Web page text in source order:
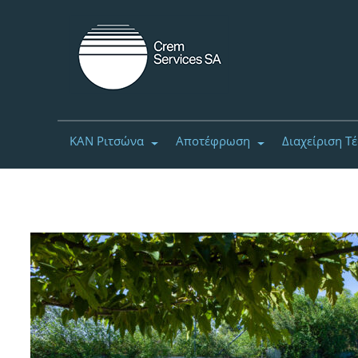
ΚΑΝ Ριτσώνα Αποτέφρωση Διαχείριση